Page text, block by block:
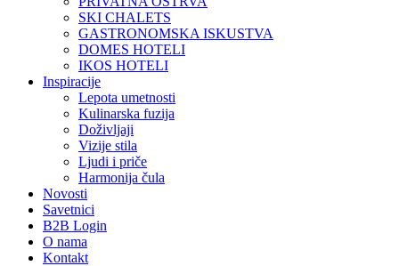
SKI CHALETS
GASTRONOMSKA ISKUSTVA
DOMES HOTELI
IKOS HOTELI
Inspiracije
Lepota umetnosti
Kulinarska fuzija
Doživljaji
Vizije stila
Ljudi i priče
Harmonija čula
Novosti
Savetnici
B2B Login
O nama
Kontakt